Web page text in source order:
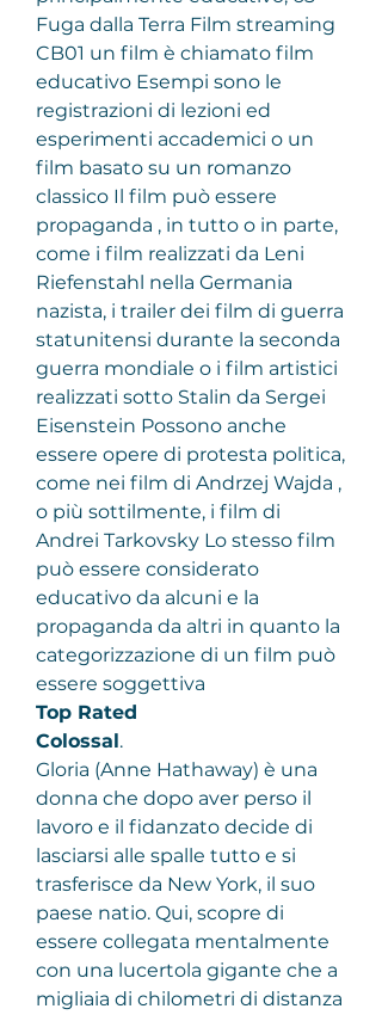
Fuga dalla Terra Film streaming
CB01 un film è chiamato film
educativo Esempi sono le
registrazioni di lezioni ed
esperimenti accademici o un
film basato su un romanzo
classico Il film può essere
propaganda , in tutto o in parte,
come i film realizzati da Leni
Riefenstahl nella Germania
nazista, i trailer dei film di guerra
statunitensi durante la seconda
guerra mondiale o i film artistici
realizzati sotto Stalin da Sergei
Eisenstein Possono anche
essere opere di protesta politica,
come nei film di Andrzej Wajda ,
o più sottilmente, i film di
Andrei Tarkovsky Lo stesso film
può essere considerato
educativo da alcuni e la
propaganda da altri in quanto la
categorizzazione di un film può
essere soggettiva
Top Rated
Colossal.
Gloria (Anne Hathaway) è una
donna che dopo aver perso il
lavoro e il fidanzato decide di
lasciarsi alle spalle tutto e si
trasferisce da New York, il suo
paese natio. Qui, scopre di
essere collegata mentalmente
con una lucertola gigante che a
migliaia di chilometri di distanza